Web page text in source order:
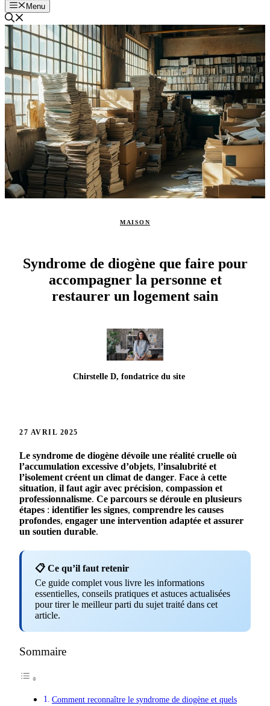
Menu
MAISON
Syndrome de diogène que faire pour
accompagner la personne et
restaurer un logement sain
Chirstelle D, fondatrice du site
27 AVRIL 2025
Le syndrome de diogène dévoile une réalité cruelle où
l’accumulation excessive d’objets, l’insalubrité et
l’isolement créent un climat de danger. Face à cette
situation, il faut agir avec précision, compassion et
professionnalisme. Ce parcours se déroule en plusieurs
étapes : identifier les signes, comprendre les causes
profondes, engager une intervention adaptée et assurer
un soutien durable.
📋 Ce qu’il faut retenir
Ce guide complet vous livre les informations
essentielles, conseils pratiques et astuces actualisées
pour tirer le meilleur parti du sujet traité dans cet
article.
Sommaire
Comment reconnaître le syndrome de diogène et quels